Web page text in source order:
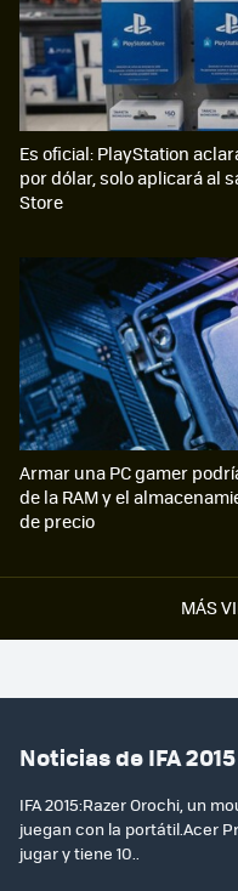
MÁS
Es oficial: PlayStation
por dólar, solo aplicará al
Store
Armar una PC gamer
de la RAM y el
de precio
Noticias de IFA
IFA 2015:Razer Orochi, un
juegan con la portátil.Acer
jugar y tiene 10..